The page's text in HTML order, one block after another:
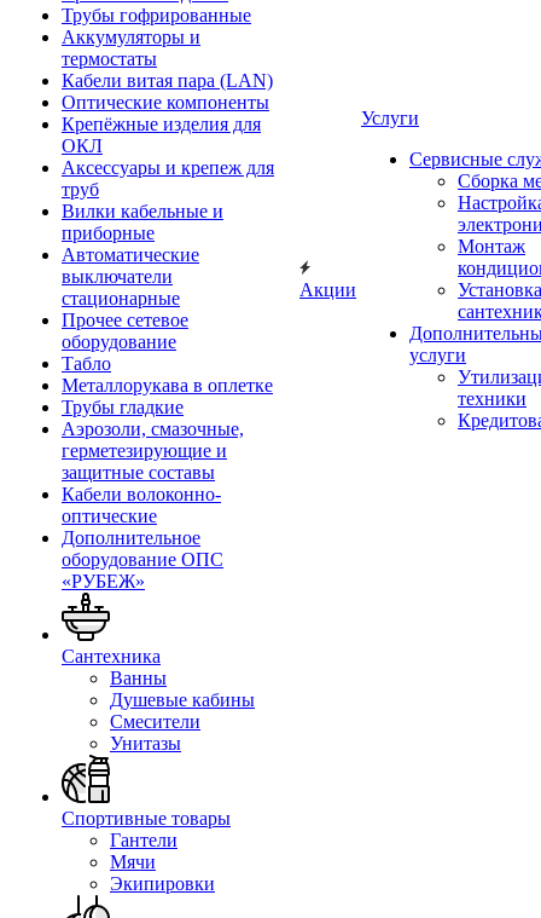
Трубы гофрированные
Аккумуляторы и
термостаты
Кабели витая пара (LAN)
Оптические компоненты
Крепёжные изделия для
ОКЛ
Аксессуары и крепеж для
труб
Вилки кабельные и
приборные
Автоматические
выключатели
стационарные
Прочее сетевое
оборудование
Табло
Металлорукава в оплетке
Трубы гладкие
Аэрозоли, смазочные,
герметезирующие и
защитные составы
Кабели волоконно-
оптические
Дополнительное
оборудование ОПС
«РУБЕЖ»
Сантехника
Ванны
Душевые кабины
Смесители
Унитазы
Спортивные товары
Гантели
Мячи
Экипировки
Акции
Услуги
Сервисные
Сборка
Монтаж
Установка
услуги
техники